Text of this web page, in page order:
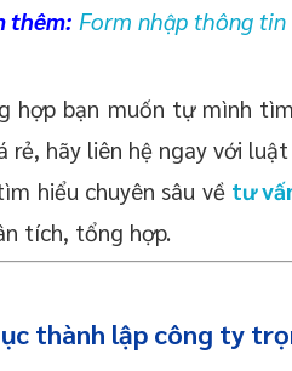
thêm: Form nhập thông
hợp bạn muốn tự mình
rẻ, hãy liên hệ ngay với
hiểu chuyên sâu về tư
tích, tổng hợp.
thành lập công ty